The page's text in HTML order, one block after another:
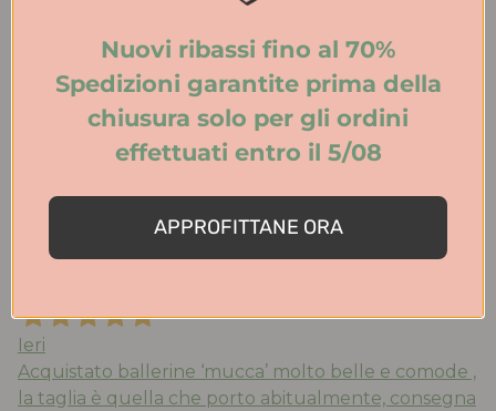
Consigliato.
Acquirente verificato
Ieri
Acquistato ballerine ‘mucca’ molto belle e comode ,
la taglia è quella che porto abitualmente, consegna
Nuovi ribassi fino al 70%
Spedizioni garantite prima della
chiusura solo per gli ordini
effettuati entro il 5/08
APPROFITTANE ORA